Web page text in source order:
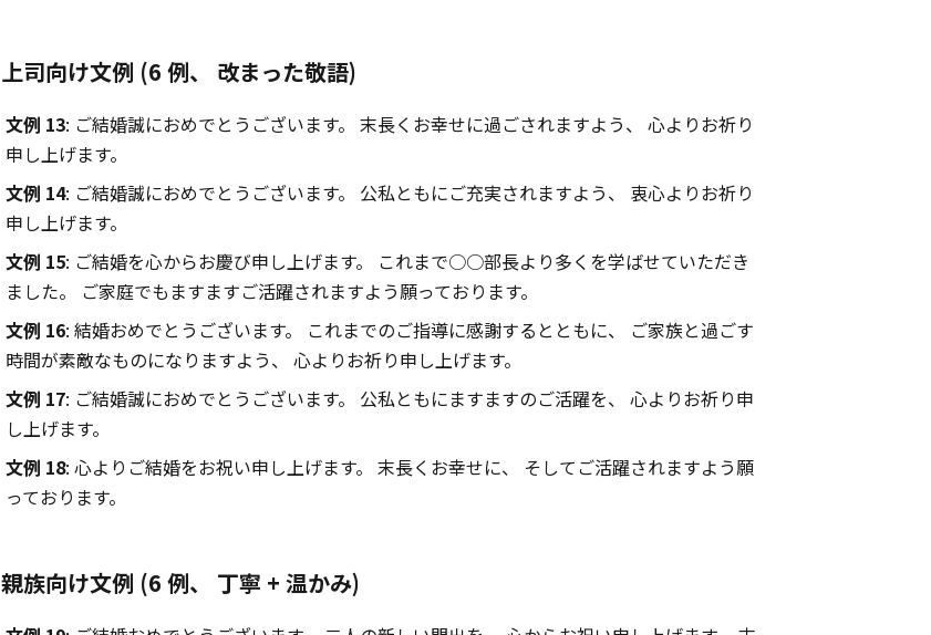
上司向け文例 (6 例、 改まった敬語)
文例 13: ご結婚誠におめでとうございます。 末長くお幸せに過ごされますよう、 心よりお祈り
申し上げます。
文例 14: ご結婚誠におめでとうございます。 公私ともにご充実されますよう、 衷心よりお祈り
申し上げます。
文例 15: ご結婚を心からお慶び申し上げます。 これまで○○部長より多くを学ばせていただき
ました。 ご家庭でもますますご活躍されますよう願っております。
文例 16: 結婚おめでとうございます。 これまでのご指導に感謝するとともに、 ご家族と過ごす
時間が素敵なものになりますよう、 心よりお祈り申し上げます。
文例 17: ご結婚誠におめでとうございます。 公私ともにますますのご活躍を、 心よりお祈り申
し上げます。
文例 18: 心よりご結婚をお祝い申し上げます。 末長くお幸せに、 そしてご活躍されますよう願
っております。
親族向け文例 (6 例、 丁寧 + 温かみ)